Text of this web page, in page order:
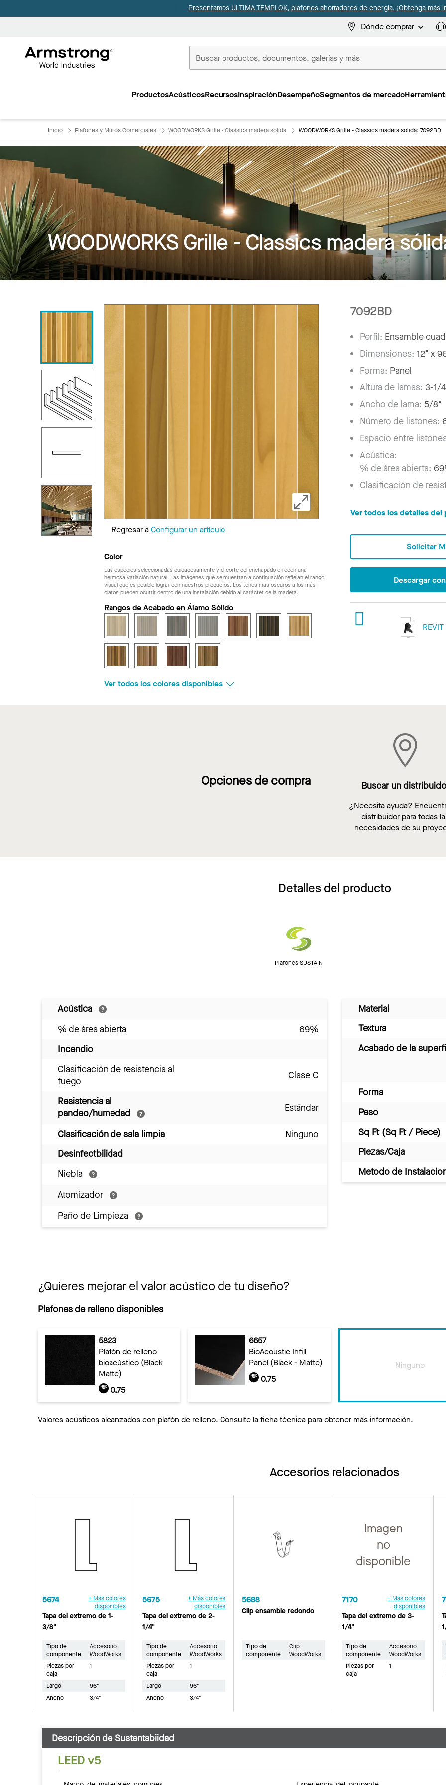
Presentamos ULTIMA TEMPLOK, plafones ahorradores de energía. ¡Obtenga más
Dónde comprar
Inicio
ProductosAcústicosRecursosInspiraciónDesempeñoSegmentos de mercado
Inicio Plafones y Muros Comerciales WOODWORKS Grille - Classics madera sólida WOODWORKS Grille - Classics madera sólida: 7092BD
WOODWORKS Grille - Classics madera
Regresar aConfigurar un artículo
Color
Las especies seleccionadas cuidadosamente y el corte del enchapado ofrecen una
hermosa variación natural. Las imágenes que se muestran a continuación reflejan el rango
visual que es posible lograr con nuestros productos. Los tonos más oscuros a los más
claros pueden ocurrir dentro de una instalación debido al carácter de la madera.
Rangos de Acabado en Álamo Sólido
Ver todos los colores disponibles
7092BD
Perfil: Ensamble
Dimensiones:12" x
Forma: Panel
Altura de lamas: 3-1/
Ancho de lama: 5/8"
Número de listones:
Espacio entre
Acústica:
% de área abierta:
Clasificación de
Ver todos los detalles del
Solicitar
Descargar
REVIT
Opciones de compra Buscar un
¿Necesita ayuda?
distribuidor para todas
necesidades de su
Detalles del producto
Plafones SUSTAIN
Acústica
% de área abierta
69%
Incendio
Clasificación de resistencia al
fuego
Clase C
Resistencia al
pandeo/humedad
Estándar
Clasificación de sala limpia
Ninguno
Desinfectbilidad
Niebla
Atomizador
Paño de Limpieza
Material
Textura
Acabado de la
Forma
Peso
Sq Ft (Sq Ft / Piece)
Piezas/Caja
Metodo de
¿Quieres mejorar el valor acústico de tu diseño?
Plafones de relleno disponibles
5823
Plafón de relleno
bioacústico (Black
Matte)
0.75
6657
BioAcoustic Infill
Panel (Black - Matte)
0.75
Ninguno
Valores acústicos alcanzados con plafón de relleno. Consulte la ficha técnica para obtener más información.
Accesorios relacionados
5674
+ Más colores
disponibles
Tapa del extremo de 1-
3/8"
Tipo de
componente
Accesorio
WoodWorks
Piezas por
caja
1
Largo
96"
Ancho
3/4"
5675
+ Más colores
disponibles
Tapa del extremo de 2-
1/4"
Tipo de
componente
Accesorio
WoodWorks
Piezas por
caja
1
Largo
96"
Ancho
3/4"
5688
Clip ensamble redondo
Tipo de
componente
Clip
WoodWorks
Imagen
no
disponible
7170
+ Más colores
disponibles
Tapa del extremo de 3-
1/4"
Tipo de
componente
Accesorio
WoodWorks
Piezas por
caja
1
Descripción de Sustentabiidad
LEED v5